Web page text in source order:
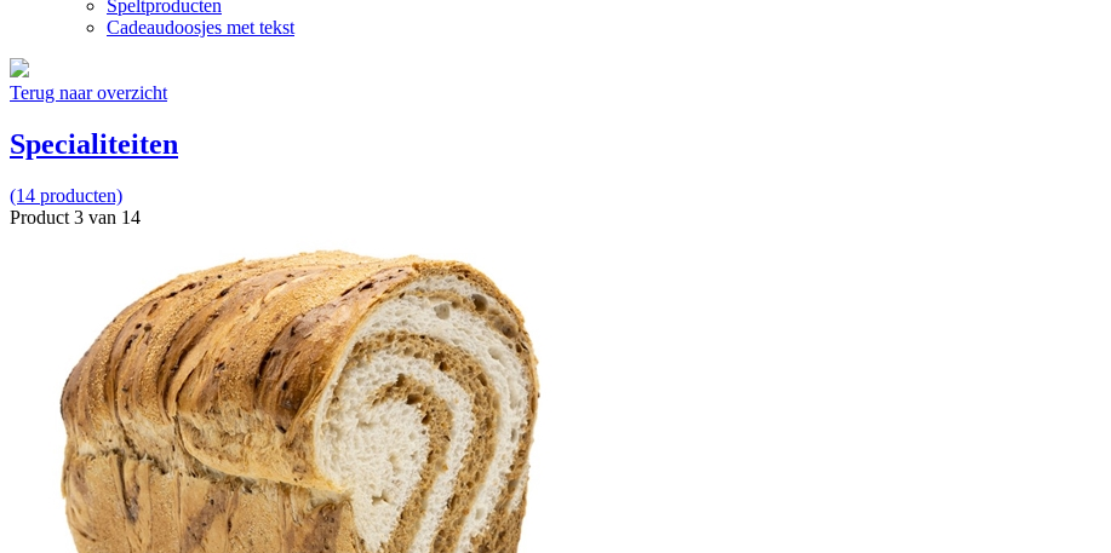
Speltproducten
Cadeaudoosjes met tekst
Terug naar overzicht
Specialiteiten
(14 producten)
Product 3 van 14